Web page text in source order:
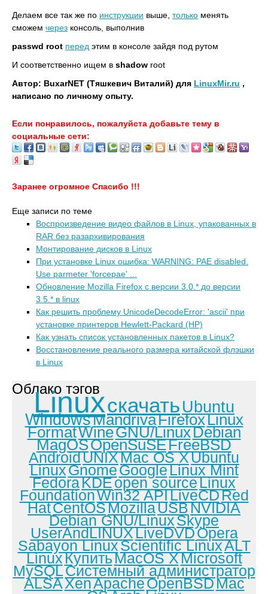
Делаем все так же по инструкции выше, только менять
сможем через консоль, выполнив
passwd root перед этим в консоле зайдя под рутом
И соответственно ищем в shadow root
Автор: BuxarNET (Тяшкевич Виталий) для LinuxMir.ru ,
написано по личному опыту.
Если понравилось, пожалуйста добавьте тему в
социальные сети:
Заранее огромное Спасибо !!!
Еще записи по теме
Воспроизведение видео файлов в Linux, упакованных в
RAR без разархивирования
Монтирование дисков в Linux
При установке Linux ошибка: WARNING: PAE disabled.
Use parmeter 'forcepae' ...
Обновление Mozilla Firefox с версии 3.0.* до версии
3.5.* в linux
Как решить проблему UnicodeDecodeError: 'ascii' при
установке принтеров Hewlett-Packard (HP)
Как узнать список установленных пакетов в Linux?
Восстановление реального размера китайской флэшки
в Linux
Облако тэгов
Linuxскачать Ubuntu
WindowsMandrivaFirefoxLinux
FormatWineGNU/LinuxDebian
MagOSOpenSuSEFreeBSD
AndroidUNIXMac OS XUbuntu
LinuxGnomeGoogleLinux Mint
FedoraKDEopen sourceLinux
FoundationWin32 APILiveCDRed
HatCentOSMozillaUSBNVIDIA
Debian GNU/LinuxSkype
UserAndLINUXLiveDVDOpera
Sabayon LinuxScientific LinuxALT
LinuxКупитьMacOS XMicrosoft
MySQLСистемный администратор
ALSAXenApacheOpenBSDMac